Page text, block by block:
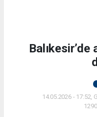
Balıkesir’de
14.05.2026 - 17:52,